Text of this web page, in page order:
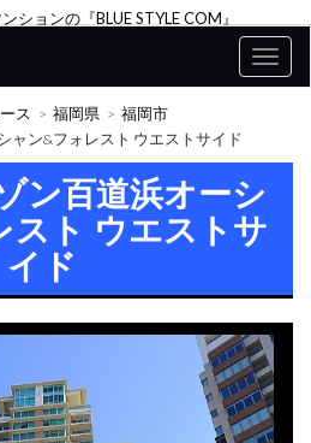
ションの『BLUE STYLE COM』
ス 福岡県
福岡市
ャン&フォレスト ウエストサイド
ン百道浜オーシ
スト ウエストサ
イド